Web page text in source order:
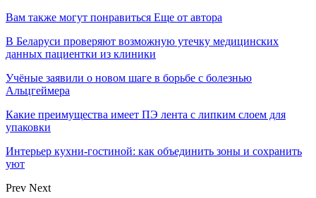
Вам также могут понравиться Еще от автора
В Беларуси проверяют возможную утечку медицинских
данных пациентки из клиники
Учёные заявили о новом шаге в борьбе с болезнью
Альцгеймера
Какие преимущества имеет ПЭ лента с липким слоем для
упаковки
Интерьер кухни-гостиной: как объединить зоны и сохранить
уют
Prev Next